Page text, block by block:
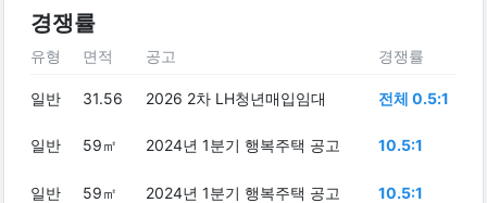
경쟁률
유형 면적 공고 경쟁률
일반 31.56 2026 2차 LH청년매입임대 전체 0.5:1
일반 59㎡ 2024년 1분기 행복주택 공고 10.5:1
일반 59㎡ 2024년 1분기 행복주택 공고 10.5:1